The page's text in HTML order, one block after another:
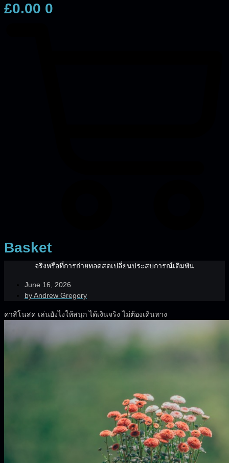
£0.00 0
Basket
จริงหรือที่การถ่ายทอดสดเปลี่ยนประสบการณ์เดิมพัน
June 16, 2026
byAndrew Gregory
คาสิโนสด เล่นยังไงให้สนุก ได้เงินจริง ไม่ต้องเดินทาง